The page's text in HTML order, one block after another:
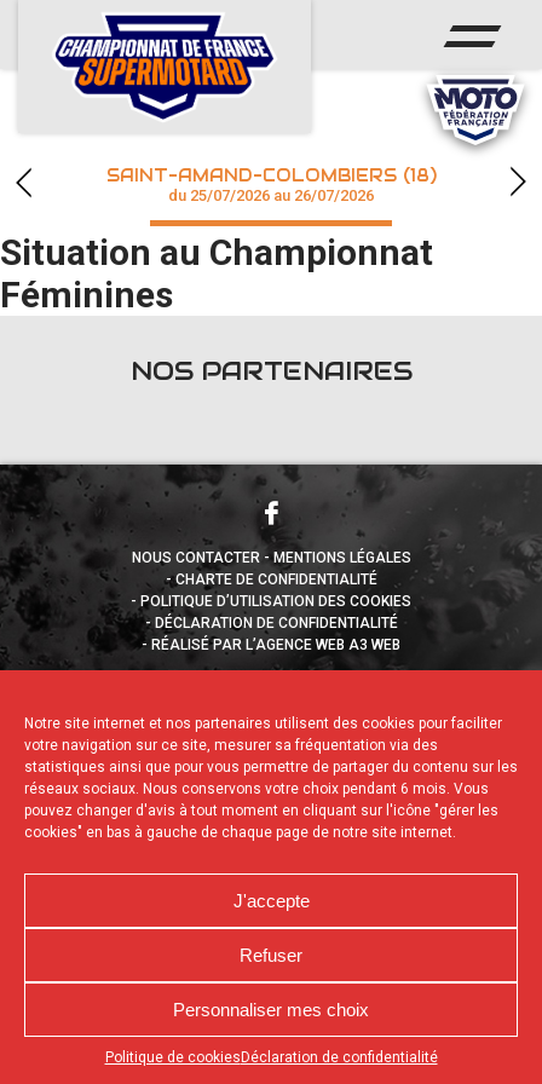
Notre site internet et nos partenaires utilisent des cookies pour faciliter
votre navigation sur ce site, mesurer sa fréquentation via des
statistiques ainsi que pour vous permettre de partager du contenu sur les
réseaux sociaux. Nous conservons votre choix pendant 6 mois. Vous
pouvez changer d'avis à tout moment en cliquant sur l'icône "gérer les
cookies" en bas à gauche de chaque page de notre site internet.
J'accepte
Refuser
Personnaliser mes choix
Politique de cookies Déclaration de confidentialité
Appuyez sur le bouton partager en bas de votre
ACCUEIL
ACTUS
CALENDRIER
CHAMPIONNAT
RÉSULTATS
PHOTOS / WEB TV
SAINT-AMAND-COLOMBIERS (18)
du 25/07/2026 au 26/07/2026
Situation au Championnat
Féminines
NOS PARTENAIRES
NOUS CONTACTER
MENTIONS LÉGALES
CHARTE DE CONFIDENTIALITÉ
POLITIQUE D’UTILISATION DES COOKIES
DÉCLARATION DE CONFIDENTIALITÉ
RÉALISÉ PAR L’AGENCE WEB A3 WEB